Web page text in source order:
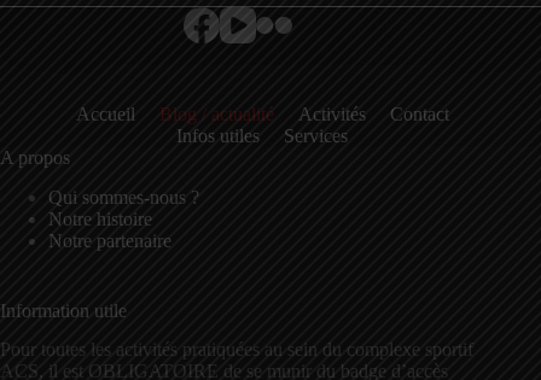
Accueil Blog / actualité Activités
Contact
Infos utiles
Services
A propos
Qui sommes-nous ?
Notre histoire
Notre partenaire
Information utile
Pour toutes les activités pratiquées au sein du complexe sportif
ACS, il est OBLIGATOIRE de se munir du badge d’accès